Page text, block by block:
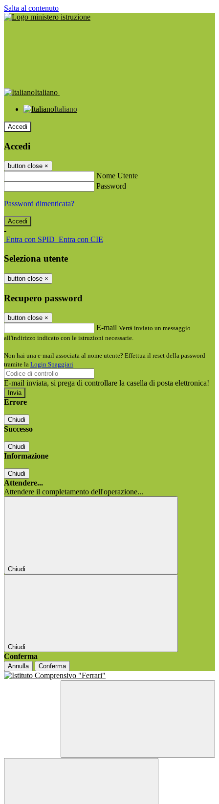
Salta al contenuto
Italiano
Italiano
Accedi
Accedi
button close ×
Nome Utente
Password
Password dimenticata?
-
Entra con SPID Entra con CIE
Seleziona utente
button close ×
Recupero password
button close ×
E-mail Verrà inviato un messaggio
all'indirizzo indicato con le istruzioni necessarie.
Non hai una e-mail associata al nome utente? Effettua il reset della password
tramite la Login Spaggiari
E-mail inviata, si prega di controllare la casella di posta elettronica!
Errore
Chiudi
Successo
Chiudi
Informazione
Chiudi
Attendere...
Attendere il completamento dell'operazione...
Chiudi
Chiudi
Conferma
Annulla Conferma